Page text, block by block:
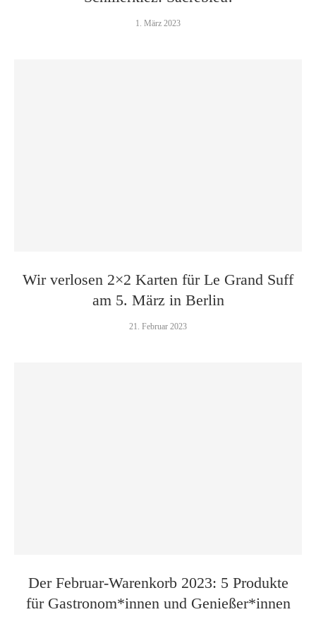
1. März 2023
Wir verlosen 2×2 Karten für Le Grand Suff
am 5. März in Berlin
21. Februar 2023
Der Februar-Warenkorb 2023: 5 Produkte
für Gastronom*innen und Genießer*innen